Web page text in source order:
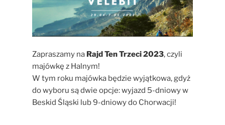
Zapraszamy na Rajd Ten Trzeci 2023, czyli
majówkę z Halnym!
W tym roku majówka będzie wyjątkowa, gdyż
do wyboru są dwie opcje: wyjazd 5-dniowy w
Beskid Śląski lub 9-dniowy do Chorwacji!